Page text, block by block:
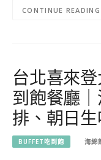
CONTINUE READING
台北喜來
到飽餐廳
排、朝日生
BUFFET吃到飽 海綿